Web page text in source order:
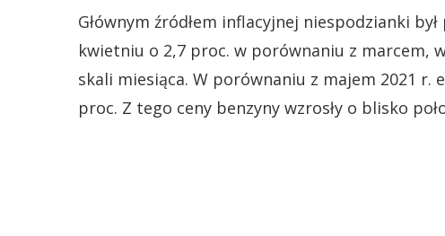
Głównym źródłem inflacyjnej niespodzianki
kwietniu o 2,7 proc. w porównaniu z marcem,
skali miesiąca. W porównaniu z majem 2021 r.
proc. Z tego ceny benzyny wzrosły o blisko